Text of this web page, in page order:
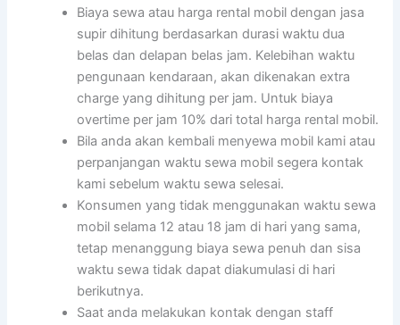
Biaya sewa atau harga rental mobil dengan jasa
supir dihitung berdasarkan durasi waktu dua
belas dan delapan belas jam. Kelebihan waktu
pengunaan kendaraan, akan dikenakan extra
charge yang dihitung per jam. Untuk biaya
overtime per jam 10% dari total harga rental mobil.
Bila anda akan kembali menyewa mobil kami atau
perpanjangan waktu sewa mobil segera kontak
kami sebelum waktu sewa selesai.
Konsumen yang tidak menggunakan waktu sewa
mobil selama 12 atau 18 jam di hari yang sama,
tetap menanggung biaya sewa penuh dan sisa
waktu sewa tidak dapat diakumulasi di hari
berikutnya.
Saat anda melakukan kontak dengan staff